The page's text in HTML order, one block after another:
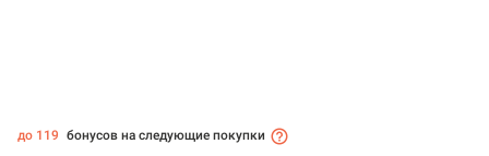
до 119 бонусов на следующие покупки